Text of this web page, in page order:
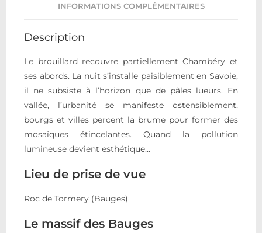
INFORMATIONS COMPLÉMENTAIRES
Description
Le brouillard recouvre partiellement Chambéry et
ses abords. La nuit s’installe paisiblement en Savoie,
il ne subsiste à l’horizon que de pâles lueurs. En
vallée, l’urbanité se manifeste ostensiblement,
bourgs et villes percent la brume pour former des
mosaïques étincelantes. Quand la pollution
lumineuse devient esthétique…
Lieu de prise de vue
Roc de Tormery (Bauges)
Le massif des Bauges